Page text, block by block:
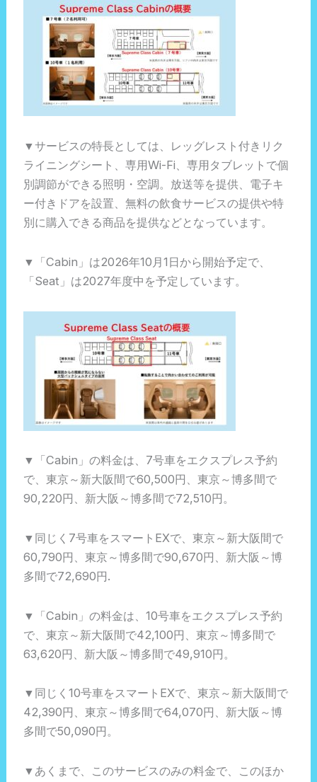
▼サービスの特長としては、レッグレスト付きリク
ライニングシート、専用Wi-Fi、専用タブレットで個
別調節ができる照明・空調。放送等を提供、電子キ
ー付きドアを設置、無料の飲食サービスの提供や特
別に購入できる商品を提供などとなっています。
▼「Cabin」は2026年10月1日から開始予定で、
「Seat」は2027年度中を予定しています。
▼「Cabin」の料金は、7号車をエクスプレス予約
で、東京～新大阪間で60,500円、東京～博多間で
90,220円、新大阪～博多間で72,510円。
▼同じく7号車をスマートEXで、東京～新大阪間で
60,790円、東京～博多間で90,670円、新大阪～博
多間で72,690円.
▼「Cabin」の料金は、10号車をエクスプレス予約
で、東京～新大阪間で42,100円、東京～博多間で
63,620円、新大阪～博多間で49,910円。
▼同じく10号車をスマートEXで、東京～新大阪間で
42,390円、東京～博多間で64,070円、新大阪～博
多間で50,090円。
▼あくまで、このサービスのみの料金で、このほか